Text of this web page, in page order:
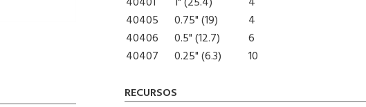
40405
0.75" (19) 4
40406
0.5" (12.7) 6
40407
0.25" (6.3) 10
RECURSOS